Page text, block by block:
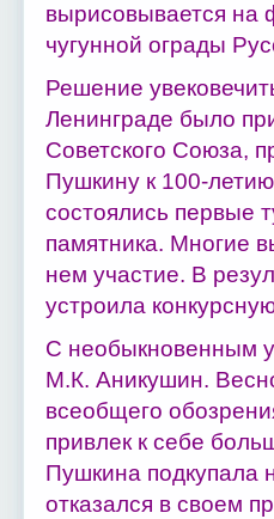
вырисовывается на
чугунной ограды
Решение
Ленинграде было
Советского Союза,
Пушкину к 100-
состоялись первые
памятника. Многие
нем участие. В
устроила
С необыкновенным
М.К. Аникушин.
всеобщего
привлек к себе
Пушкина подкупала
отказался в своем